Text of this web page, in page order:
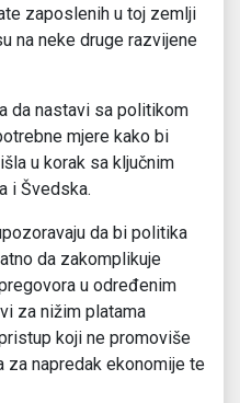
zaposlenih u toj zemlji
na neke druge razvijene
da nastavi sa politikom
mjere kako bi
u korak sa ključnim
i Švedska.
da bi politika
da zakomplikuje
u određenim
za nižim platama
koji ne promoviše
za napredak ekonomije te